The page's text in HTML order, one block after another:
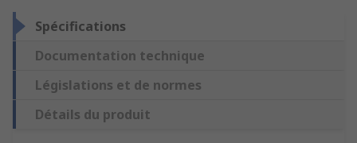
Spécifications
Documentation technique
Législations et de normes
Détails du produit